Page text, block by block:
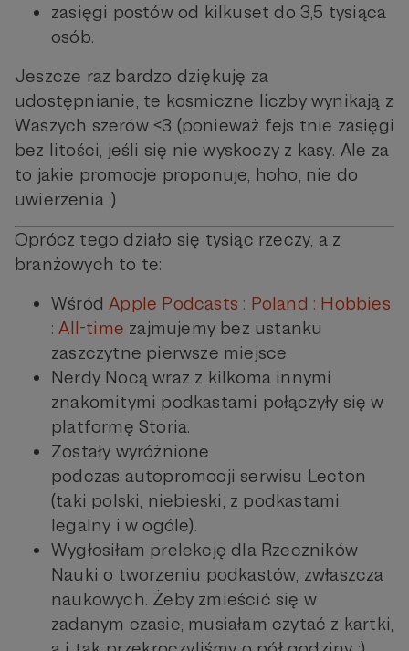
zasięgi postów od kilkuset do 3,5 tysiąca
osób.
Jeszcze raz bardzo dziękuję za
udostępnianie, te kosmiczne liczby wynikają z
Waszych szerów <3 (ponieważ fejs tnie zasięgi
bez litości, jeśli się nie wyskoczy z kasy. Ale za
to jakie promocje proponuje, hoho, nie do
uwierzenia ;)
Oprócz tego działo się tysiąc rzeczy, a z
branżowych to te:
WśródApple Podcasts : Poland : Hobbies
: All-time zajmujemy bez ustanku
zaszczytne pierwsze miejsce.
Nerdy Nocą wraz z kilkoma innymi
znakomitymi podkastami połączyły się w
platformę Storia.
Zostały wyróżnione
podczas autopromocji serwisu Lecton
(taki polski, niebieski, z podkastami,
legalny i w ogóle).
Wygłosiłam prelekcję dla Rzeczników
Nauki o tworzeniu podkastów, zwłaszcza
naukowych. Żeby zmieścić się w
zadanym czasie, musiałam czytać z kartki,